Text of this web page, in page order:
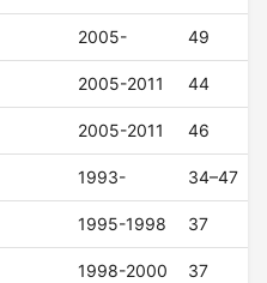
2005- 49
2005-2011 44
2005-2011 46
1993- 34–47
1995-1998 37
1998-2000 37